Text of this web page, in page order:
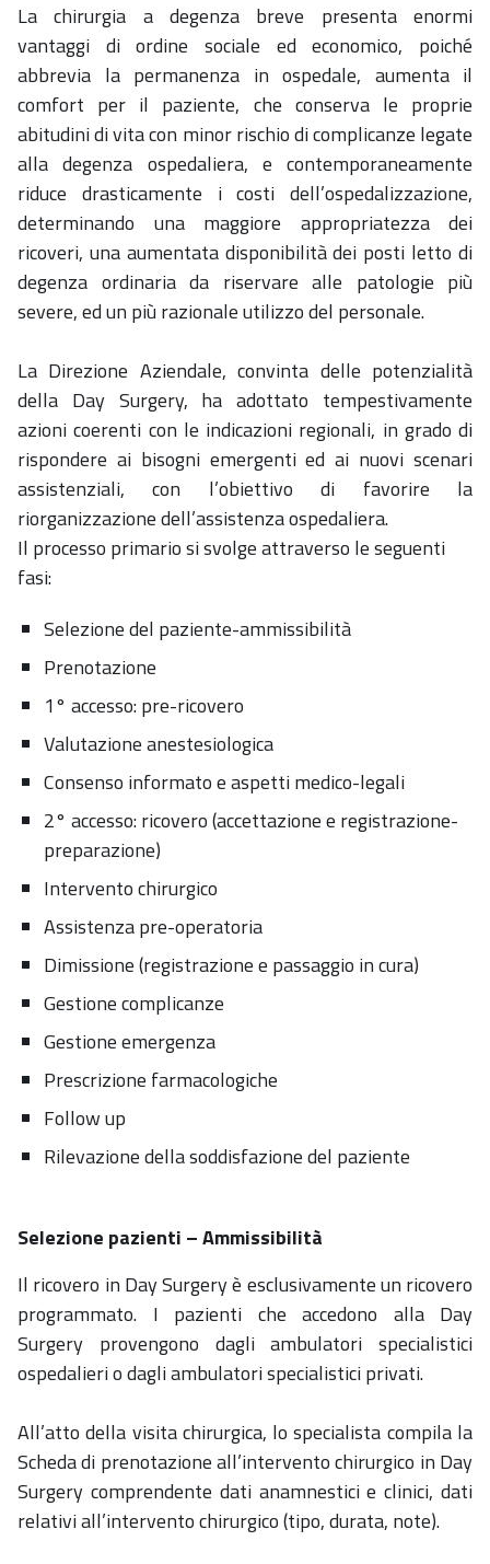
La chirurgia a degenza breve presenta enormi
vantaggi di ordine sociale ed economico, poiché
abbrevia la permanenza in ospedale, aumenta il
comfort per il paziente, che conserva le proprie
abitudini di vita con minor rischio di complicanze legate
alla degenza ospedaliera, e contemporaneamente
riduce drasticamente i costi dell’ospedalizzazione,
determinando una maggiore appropriatezza dei
ricoveri, una aumentata disponibilità dei posti letto di
degenza ordinaria da riservare alle patologie più
severe, ed un più razionale utilizzo del personale.
La Direzione Aziendale, convinta delle potenzialità
della Day Surgery, ha adottato tempestivamente
azioni coerenti con le indicazioni regionali, in grado di
rispondere ai bisogni emergenti ed ai nuovi scenari
assistenziali, con l’obiettivo di favorire la
riorganizzazione dell’assistenza ospedaliera.
Il processo primario si svolge attraverso le seguenti
fasi:
Selezione del paziente-ammissibilità
Prenotazione
1° accesso: pre-ricovero
Valutazione anestesiologica
Consenso informato e aspetti medico-legali
2° accesso: ricovero (accettazione e registrazione-
preparazione)
Intervento chirurgico
Assistenza pre-operatoria
Dimissione (registrazione e passaggio in cura)
Gestione complicanze
Gestione emergenza
Prescrizione farmacologiche
Follow up
Rilevazione della soddisfazione del paziente
Selezione pazienti – Ammissibilità
Il ricovero in Day Surgery è esclusivamente un ricovero
programmato. I pazienti che accedono alla Day
Surgery provengono dagli ambulatori specialistici
ospedalieri o dagli ambulatori specialistici privati.
All’atto della visita chirurgica, lo specialista compila la
Scheda di prenotazione all’intervento chirurgico in Day
Surgery comprendente dati anamnestici e clinici, dati
relativi all’intervento chirurgico (tipo, durata, note).